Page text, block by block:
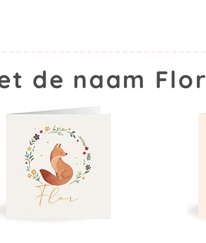
de naam Flor